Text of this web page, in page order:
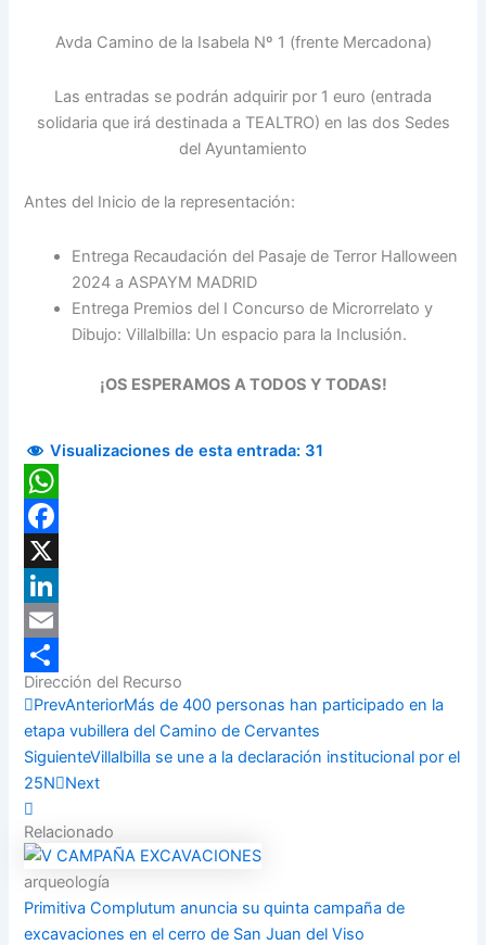
Avda Camino de la Isabela Nº 1 (frente Mercadona)
Las entradas se podrán adquirir por 1 euro (entrada
solidaria que irá destinada a TEALTRO) en las dos Sedes
del Ayuntamiento
Antes del Inicio de la representación:
Entrega Recaudación del Pasaje de Terror Halloween
2024 a ASPAYM MADRID
Entrega Premios del I Concurso de Microrrelato y
Dibujo: Villalbilla: Un espacio para la Inclusión.
¡OS ESPERAMOS A TODOS Y TODAS!
Visualizaciones de esta entrada: 31
WhatsApp
Facebook
X
LinkedIn
Email
Compartir
Dirección del Recurso
PrevAnteriorMás de 400 personas han participado en la
etapa vubillera del Camino de Cervantes
SiguienteVillalbilla se une a la declaración institucional por el
25N
Next
Relacionado
arqueología
Primitiva Complutum anuncia su quinta campaña de
excavaciones en el cerro de San Juan del Viso